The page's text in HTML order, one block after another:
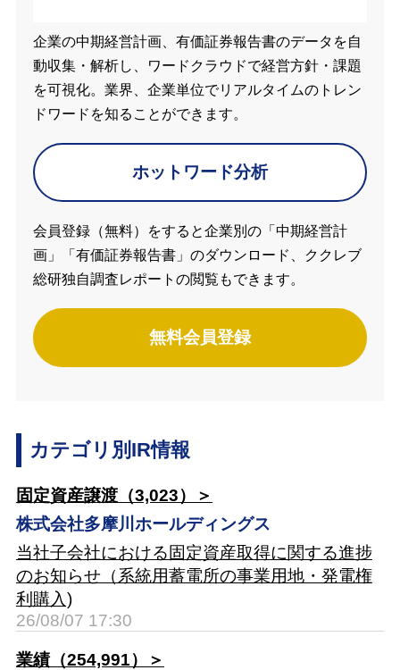
企業の中期経営計画、有価証券報告書のデータを自
動収集・解析し、ワードクラウドで経営方針・課題
を可視化。業界、企業単位でリアルタイムのトレン
ドワードを知ることができます。
ホットワード分析
会員登録（無料）をすると企業別の「中期経営計
画」「有価証券報告書」のダウンロード、ククレブ
総研独自調査レポートの閲覧もできます。
無料会員登録
カテゴリ別IR情報
固定資産譲渡（3,023）＞
株式会社多摩川ホールディングス
当社子会社における固定資産取得に関する進捗
のお知らせ（系統用蓄電所の事業用地・発電権
利購入)
26/08/07 17:30
業績（254,991）＞